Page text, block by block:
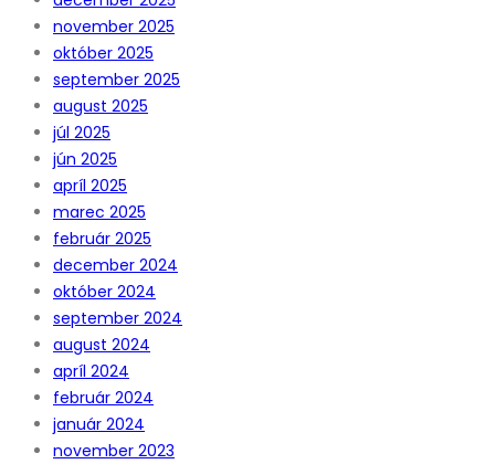
november 2025
október 2025
september 2025
august 2025
júl 2025
jún 2025
apríl 2025
marec 2025
február 2025
december 2024
október 2024
september 2024
august 2024
apríl 2024
február 2024
január 2024
november 2023